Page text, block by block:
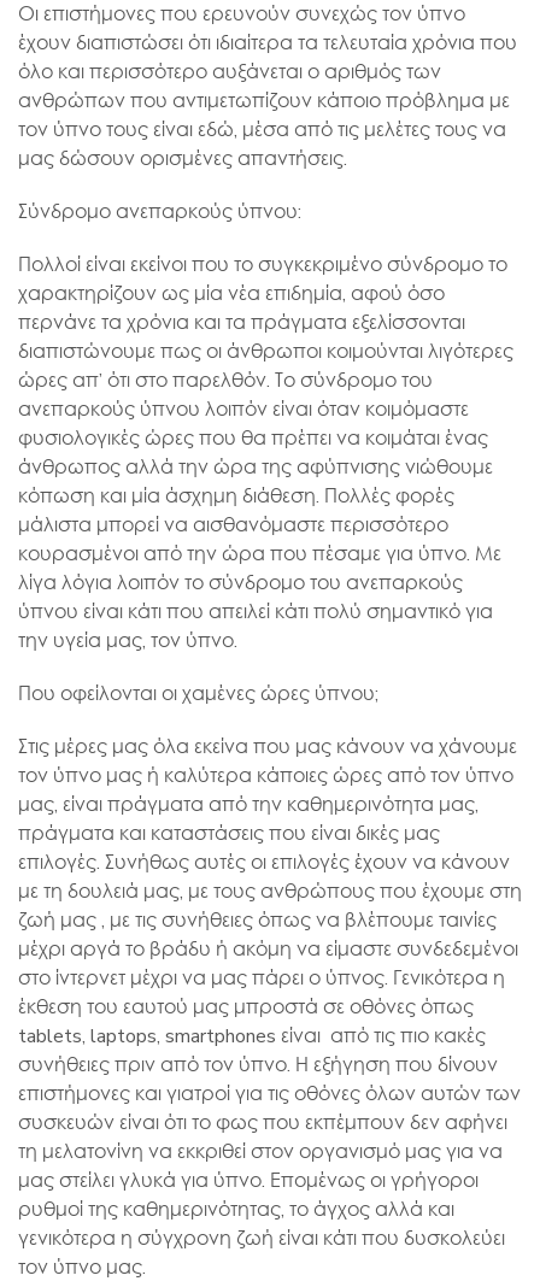
Οι επιστήμονες που ερευνούν συνεχώς τον ύπνο
έχουν διαπιστώσει ότι ιδιαίτερα τα τελευταία χρόνια που
όλο και περισσότερο αυξάνεται ο αριθμός των
ανθρώπων που αντιμετωπίζουν κάποιο πρόβλημα με
τον ύπνο τους είναι εδώ, μέσα από τις μελέτες τους να
μας δώσουν ορισμένες απαντήσεις.
Σύνδρομο ανεπαρκούς ύπνου:
Πολλοί είναι εκείνοι που το συγκεκριμένο σύνδρομο το
χαρακτηρίζουν ως μία νέα επιδημία, αφού όσο
περνάνε τα χρόνια και τα πράγματα εξελίσσονται
διαπιστώνουμε πως οι άνθρωποι κοιμούνται λιγότερες
ώρες απ’ ότι στο παρελθόν. Το σύνδρομο του
ανεπαρκούς ύπνου λοιπόν είναι όταν κοιμόμαστε
φυσιολογικές ώρες που θα πρέπει να κοιμάται ένας
άνθρωπος αλλά την ώρα της αφύπνισης νιώθουμε
κόπωση και μία άσχημη διάθεση. Πολλές φορές
μάλιστα μπορεί να αισθανόμαστε περισσότερο
κουρασμένοι από την ώρα που πέσαμε για ύπνο. Με
λίγα λόγια λοιπόν το σύνδρομο του ανεπαρκούς
ύπνου είναι κάτι που απειλεί κάτι πολύ σημαντικό για
την υγεία μας, τον ύπνο.
Που οφείλονται οι χαμένες ώρες ύπνου;
Στις μέρες μας όλα εκείνα που μας κάνουν να χάνουμε
τον ύπνο μας ή καλύτερα κάποιες ώρες από τον ύπνο
μας, είναι πράγματα από την καθημερινότητα μας,
πράγματα και καταστάσεις που είναι δικές μας
επιλογές. Συνήθως αυτές οι επιλογές έχουν να κάνουν
με τη δουλειά μας, με τους ανθρώπους που έχουμε στη
ζωή μας , με τις συνήθειες όπως να βλέπουμε ταινίες
μέχρι αργά το βράδυ ή ακόμη να είμαστε συνδεδεμένοι
στο ίντερνετ μέχρι να μας πάρει ο ύπνος. Γενικότερα η
έκθεση του εαυτού μας μπροστά σε οθόνες όπως
tablets, laptops, smartphones είναι από τις πιο κακές
συνήθειες πριν από τον ύπνο. Η εξήγηση που δίνουν
επιστήμονες και γιατροί για τις οθόνες όλων αυτών των
συσκευών είναι ότι το φως που εκπέμπουν δεν αφήνει
τη μελατονίνη να εκκριθεί στον οργανισμό μας για να
μας στείλει γλυκά για ύπνο. Επομένως οι γρήγοροι
ρυθμοί της καθημερινότητας, το άγχος αλλά και
γενικότερα η σύγχρονη ζωή είναι κάτι που δυσκολεύει
τον ύπνο μας.
Πάρης
Σύμβουλος Soundz · απαντά άμεσα